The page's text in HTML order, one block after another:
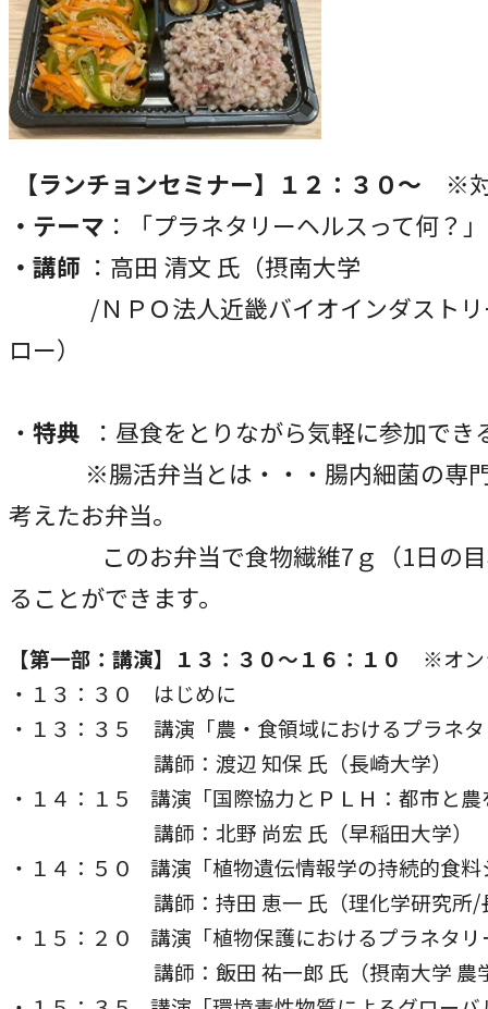
【ランチョンセミナー】１２：３０～ ※対
・テーマ ：「プラネタリーヘルスって何？」
・講師 ：高田 清文 氏（摂南大学
/ＮＰＯ法人近畿バイオインダストリ
ロー）
・ 特典
：昼食をとりながら気軽に参加で
※腸活弁当とは・・・腸内細菌の専門
考えたお弁当。
このお弁当で食物繊維7ｇ（1日の目
ることができます。
【第一部：講演】１３：３０～１６：１０
※オン
・１３：３０ はじめに
・１３：３５ 講演「農・食領域におけるプラネ
講師：渡辺 知保 氏（長崎大学）
・１４：１５ 講演「国際協力とＰＬＨ：都市と
講師：北野 尚宏 氏（早稲田大学）
・１４：５０ 講演「植物遺伝情報学の持続的食
講師：持田 恵一 氏（理化学研究所/長
・１５：２０ 講演「植物保護におけるプラネタ
講師：飯田 祐一郎 氏（摂南大学 農